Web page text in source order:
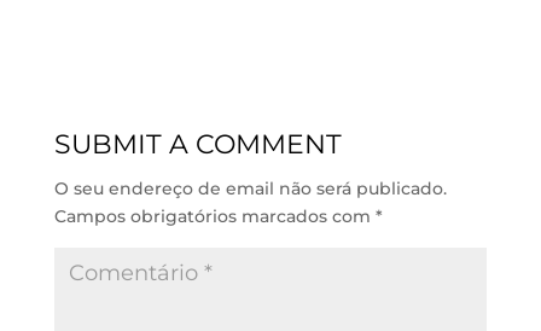
I
p
o
SUBMIT A COMMENT
O seu endereço de email não será publicado.
Campos obrigatórios marcados com *